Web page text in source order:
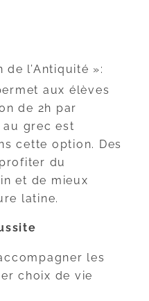
l’Antiquité »:
aux élèves
de 2h par
au grec est
cette option. Des
du
et de mieux
latine.
les
choix de vie